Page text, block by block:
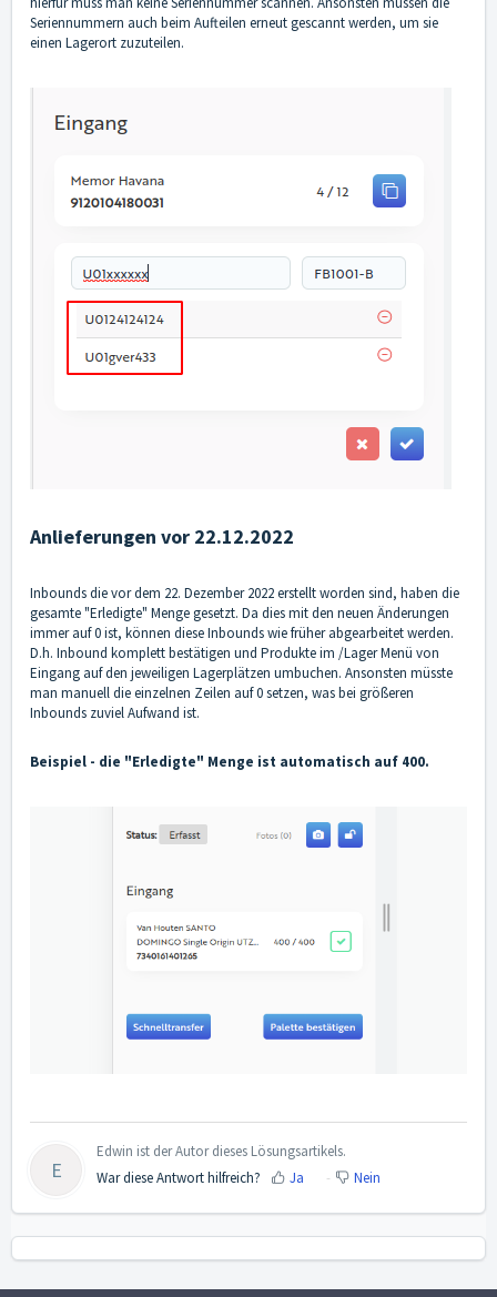
Seriennummern auch beim Aufteilen erneut gescannt werden, um sie
einen Lagerort zuzuteilen.
Anlieferungen vor 22.12.2022
Inbounds die vor dem 22. Dezember 2022 erstellt worden sind, haben die
gesamte "Erledigte" Menge gesetzt. Da dies mit den neuen Änderungen
immer auf 0 ist, können diese Inbounds wie früher abgearbeitet werden.
D.h. Inbound komplett bestätigen und Produkte im /Lager Menü von
Eingang auf den jeweiligen Lagerplätzen umbuchen. Ansonsten müsste
man manuell die einzelnen Zeilen auf 0 setzen, was bei größeren
Inbounds zuviel Aufwand ist.
Beispiel - die "Erledigte" Menge ist automatisch auf 400.
E
Edwin ist der Autor dieses Lösungsartikels.
War diese Antwort hilfreich?
Ja Nein